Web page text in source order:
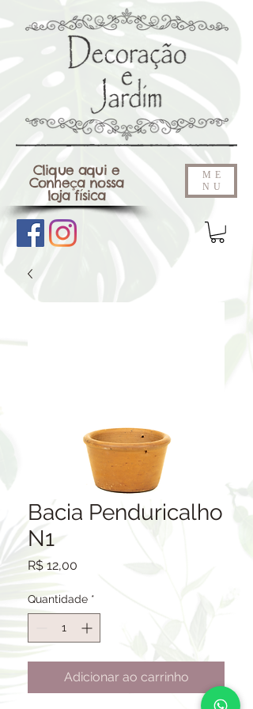
Clique aqui e
Conheça nossa
loja física
ME
NU
Bacia Penduricalho
N1
R$ 12,00
Quantidade *
Adicionar ao carrinho